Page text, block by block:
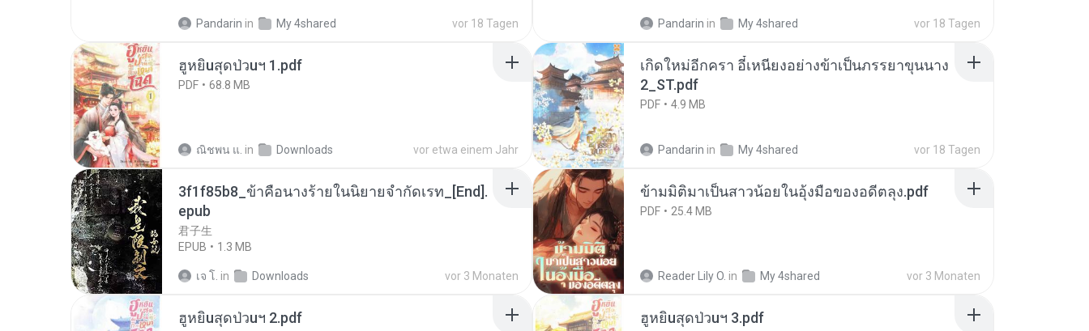
Pandarin in My 4shared vor 18 Tagen Pandarin in My 4shared vor 18 Tagen
ฮูหยิuสุดป่วuฯ 1.pdf
PDF 68.8 MB
ณิชพน แ. in Downloads vor etwa einem Jahr
เกิดใหม่อีกครา อี๋เหนียงอย่างข้าเป็นภรรยาขุนนาง
2_ST.pdf
PDF 4.9 MB
Pandarin in My 4shared vor 18 Tagen
3f1f85b8_ข้าคือนางร้ายในนิยายจำกัดเรท_[End].
epub
君子生
EPUB
1.3 MB
เจ โ. in Downloads vor 3 Monaten
ข้ามมิติมาเป็นสาวน้อยในอุ้งมือของอดีตลุง.pdf
PDF 25.4 MB
Reader Lily O. in My 4shared vor 3 Monaten
ฮูหยิuสุดป่วuฯ 2.pdf ฮูหยิuสุดป่วuฯ 3.pdf